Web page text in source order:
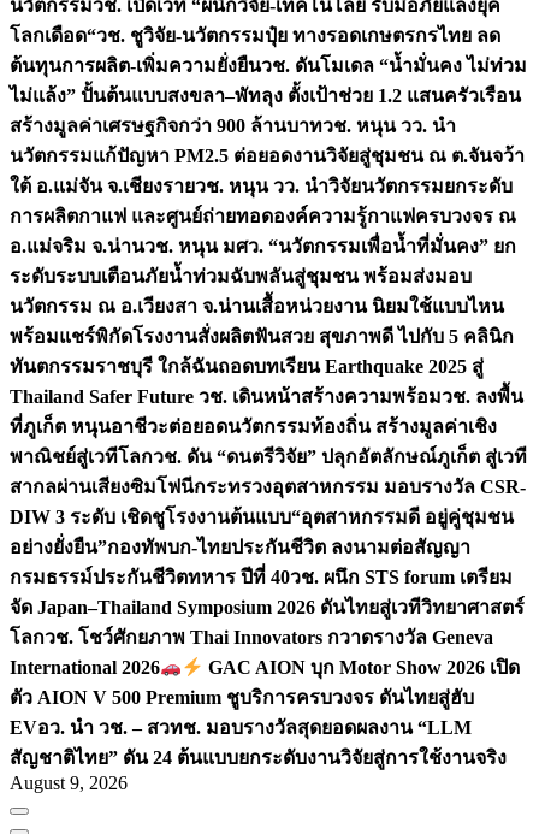
นวัตกรรมวช. เปิดเวที “ผนึกวิจัย-เทคโนโลยี รับมือภัยแล้งยุค
โลกเดือด“วช. ชูวิจัย-นวัตกรรมปุ๋ย ทางรอดเกษตรกรไทย ลด
ต้นทุนการผลิต-เพิ่มความยั่งยืนวช. ดันโมเดล “น้ำมั่นคง ไม่ท่วม
ไม่แล้ง” ปั้นต้นแบบสงขลา–พัทลุง ตั้งเป้าช่วย 1.2 แสนครัวเรือน
สร้างมูลค่าเศรษฐกิจกว่า 900 ล้านบาทวช. หนุน วว. นำ
นวัตกรรมแก้ปัญหา PM2.5 ต่อยอดงานวิจัยสู่ชุมชน ณ ต.จันจว้า
ใต้ อ.แม่จัน จ.เชียงรายวช. หนุน วว. นำวิจัยนวัตกรรมยกระดับ
การผลิตกาแฟ และศูนย์ถ่ายทอดองค์ความรู้กาแฟครบวงจร ณ
อ.แม่จริม จ.น่านวช. หนุน มศว. “นวัตกรรมเพื่อน้ำที่มั่นคง” ยก
ระดับระบบเตือนภัยน้ำท่วมฉับพลันสู่ชุมชน พร้อมส่งมอบ
นวัตกรรม ณ อ.เวียงสา จ.น่านเสื้อหน่วยงาน นิยมใช้แบบไหน
พร้อมแชร์พิกัดโรงงานสั่งผลิตฟันสวย สุขภาพดี ไปกับ 5 คลินิก
ทันตกรรมราชบุรี ใกล้ฉันถอดบทเรียน Earthquake 2025 สู่
Thailand Safer Future วช. เดินหน้าสร้างความพร้อมวช. ลงพื้น
ที่ภูเก็ต หนุนอาชีวะต่อยอดนวัตกรรมท้องถิ่น สร้างมูลค่าเชิง
พาณิชย์สู่เวทีโลกวช. ดัน “ดนตรีวิจัย” ปลุกอัตลักษณ์ภูเก็ต สู่เวที
สากลผ่านเสียงซิมโฟนีกระทรวงอุตสาหกรรม มอบรางวัล CSR-
DIW 3 ระดับ เชิดชูโรงงานต้นแบบ“อุตสาหกรรมดี อยู่คู่ชุมชน
อย่างยั่งยืน”กองทัพบก-ไทยประกันชีวิต ลงนามต่อสัญญา
กรมธรรม์ประกันชีวิตทหาร ปีที่ 40วช. ผนึก STS forum เตรียม
จัด Japan–Thailand Symposium 2026 ดันไทยสู่เวทีวิทยาศาสตร์
โลกวช. โชว์ศักยภาพ Thai Innovators กวาดรางวัล Geneva
International 2026
GAC AION บุก Motor Show 2026 เปิด
ตัว AION V 500 Premium ชูบริการครบวงจร ดันไทยสู่ฮับ
EVอว. นำ วช. – สวทช. มอบรางวัลสุดยอดผลงาน “LLM
สัญชาติไทย” ดัน 24 ต้นแบบยกระดับงานวิจัยสู่การใช้งานจริง
August 9, 2026